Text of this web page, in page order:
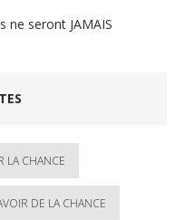
ne seront JAMAIS
LA CHANCE
DE LA CHANCE